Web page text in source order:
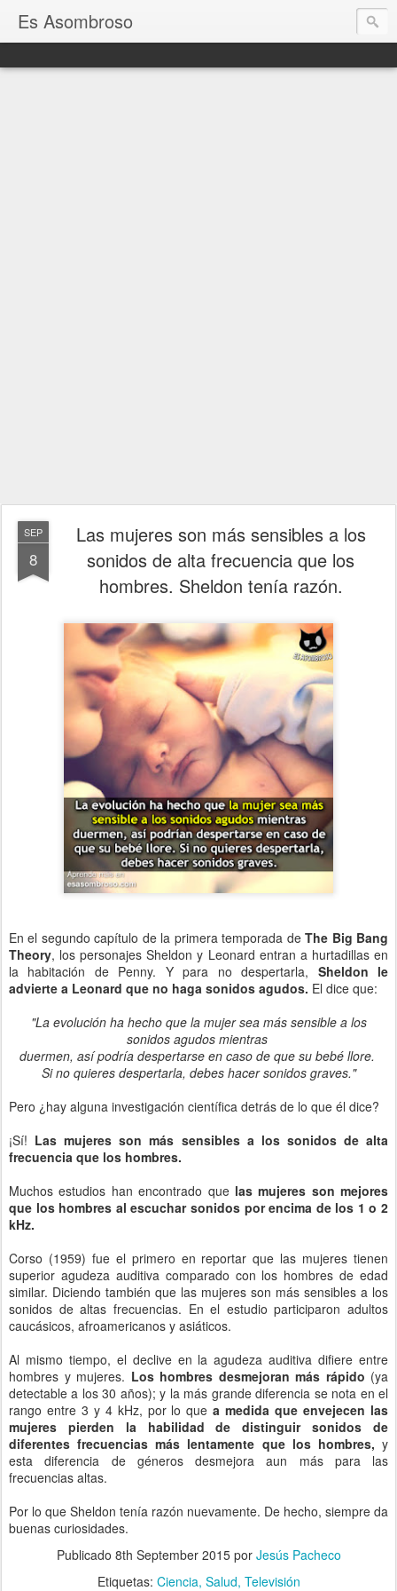
Es Asombroso
SEP
8
Las mujeres son más sensibles a los
sonidos de alta frecuencia que los
hombres. Sheldon tenía razón.
En el segundo capítulo de la primera temporada deThe Big Bang
Theory, los personajes Sheldon y Leonard entran a hurtadillas en
la habitación de Penny. Y para no despertarla, Sheldon le
advierte a Leonard que no haga sonidos agudos. El dice que:
"La evolución ha hecho que la mujer sea más sensible a los
sonidos agudos mientras
duermen, así podría despertarse en caso de que su bebé llore.
Si no quieres despertarla, debes hacer sonidos graves."
Pero ¿hay alguna investigación científica detrás de lo que él dice?
¡Sí! Las mujeres son más sensibles a los sonidos de alta
frecuencia que los hombres.
Muchos estudios han encontrado quelas mujeres son mejores
que los hombres al escuchar sonidos por encima de los 1 o 2
kHz.
Corso (1959) fue el primero en reportar que las mujeres tienen
superior agudeza auditiva comparado con los hombres de edad
similar. Diciendo también que las mujeres son más sensibles a los
sonidos de altas frecuencias. En el estudio participaron adultos
caucásicos, afroamericanos y asiáticos.
Al mismo tiempo, el declive en la agudeza auditiva difiere entre
hombres y mujeres. Los hombres desmejoran más rápido (ya
detectable a los 30 años); y la más grande diferencia se nota en el
rango entre 3 y 4 kHz, por lo quea medida que envejecen las
mujeres pierden la habilidad de distinguir sonidos de
diferentes frecuencias más lentamente que los hombres, y
esta diferencia de géneros desmejora aun más para las
frecuencias altas.
Por lo que Sheldon tenía razón nuevamente. De hecho, siempre da
buenas curiosidades.
Publicado 8th September 2015por Jesús Pacheco
Etiquetas: Ciencia Salud Televisión